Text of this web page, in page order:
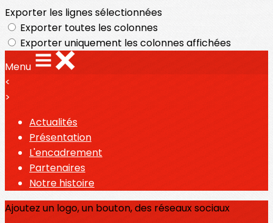
Exporter les lignes sélectionnées
Exporter toutes les colonnes
Exporter uniquement les colonnes affichées
Menu
<
>
Actualités
Présentation
L'encadrement
Partenaires
Notre histoire
Ajoutez un logo, un bouton, des réseaux sociaux